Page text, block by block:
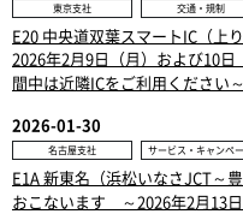
東京支社 交通・規制
E20 中央道双葉スマートIC（上
2026年2月9日（月）および10
間中は近隣ICをご利用ください～
2026-01-30
名古屋支社 サービス・キャンペ
E1A 新東名（浜松いなさJCT～
おこないます ～2026年2月13